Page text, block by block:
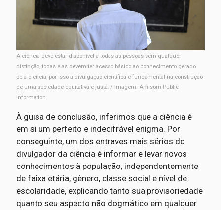
A ciência deve estar disponível a todas as pessoas sem qualquer
distinção, todas elas devem ter acesso básico ao conhecimento gerado
pela ciência, por isso a divulgação científica é fundamental na construção
de uma sociedade equitativa e justa. / Imagem: Amisom Public
Information
À guisa de conclusão, inferimos que a ciência é
em si um perfeito e indecifrável enigma. Por
conseguinte, um dos entraves mais sérios do
divulgador da ciência é informar e levar novos
conhecimentos à população, independentemente
de faixa etária, gênero, classe social e nível de
escolaridade, explicando tanto sua provisoriedade
quanto seu aspecto não dogmático em qualquer